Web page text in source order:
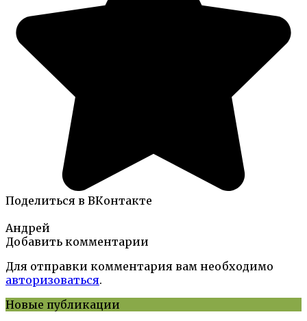
Поделиться в ВКонтакте
Андрей
Добавить комментарии
Для отправки комментария вам необходимо
авторизоваться.
Новые публикации